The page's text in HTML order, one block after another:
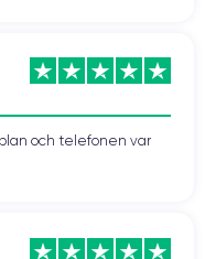
och telefonen var